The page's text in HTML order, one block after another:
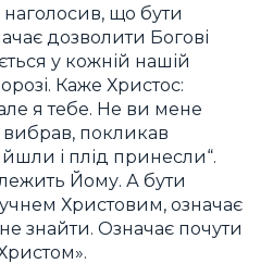
що бути
дозволити Богові
у кожній нашій
Каже Христос:
я тебе. Не ви мене
покликав
і плід принесли“.
Йому. А бути
Христовим, означає
знайти. Означає почути